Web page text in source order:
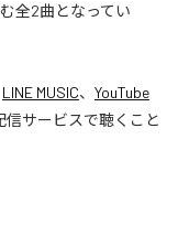
む全2曲となってい
LINE MUSIC、 YouTube
信サービスで聴くこと